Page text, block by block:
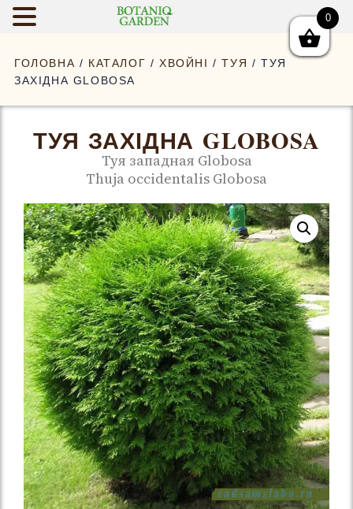
ГОЛОВНА / КАТАЛОГ /ХВОЙНІ /ТУЯ / ТУЯ
ЗАХІДНА GLOBOSA
ТУЯ ЗАХІДНА GLOBOSA
Туя западная Globosa
Thuja occidentalis Globosa
0